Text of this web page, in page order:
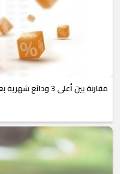
مقارنة بين أعلى 3 ودائع شهرية بعائد مقدم في البنوك 2026